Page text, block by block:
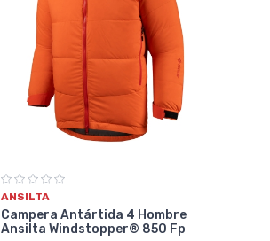
ANSILTA
Campera Antártida 4 Hombre
Ansilta Windstopper® 850 Fp